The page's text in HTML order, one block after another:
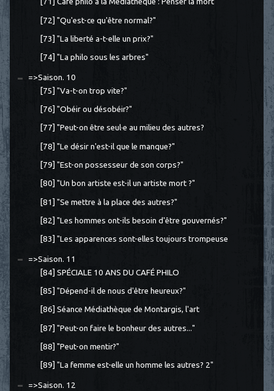
[72] "Qu'est-ce qu'être normal?"
[73] "La liberté a-t-elle un prix?"
[74] "La philo sous les arbres"
=>Saison. 10
[75] "Va-t-on trop vite?"
[76] "Obéir ou désobéir?"
[77] "Peut-on être seul·e au milieu des autres?
[78] "Le désir n'est-il que le manque?"
[79] "Est-on possesseur de son corps?"
[80] "Un bon artiste est-il un artiste mort ?"
[81] "Se mettre à la place des autres?"
[82] "Les hommes ont-ils besoin d'être gouvernés?"
[83] "Les apparences sont-elles toujours trompeuse
=>Saison. 11
[84] SPÉCIALE 10 ANS DU CAFÉ PHILO
[85] "Dépend-il de nous d'être heureux?"
[86] Séance Médiathèque de Montargis, l'art
[87] "Peut-on faire le bonheur des autres..."
[88] "Peut-on mentir?"
[89] "La femme est-elle un homme les autres? 2"
=>Saison. 12